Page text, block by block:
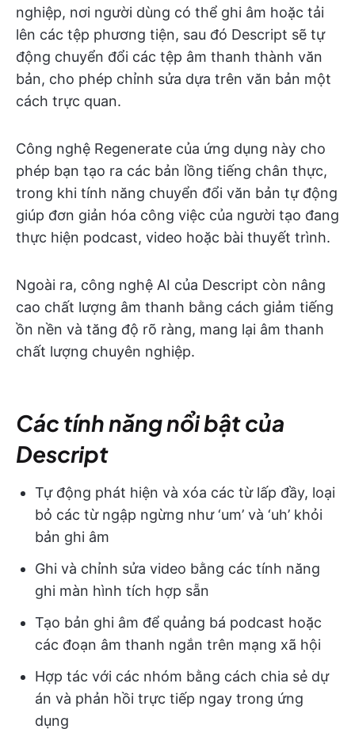
nghiệp, nơi người dùng có thể ghi âm hoặc tải
lên các tệp phương tiện, sau đó Descript sẽ tự
động chuyển đổi các tệp âm thanh thành văn
bản, cho phép chỉnh sửa dựa trên văn bản một
cách trực quan.
Công nghệ Regenerate của ứng dụng này cho
phép bạn tạo ra các bản lồng tiếng chân thực,
trong khi tính năng chuyển đổi văn bản tự động
giúp đơn giản hóa công việc của người tạo đang
thực hiện podcast, video hoặc bài thuyết trình.
Ngoài ra, công nghệ AI của Descript còn nâng
cao chất lượng âm thanh bằng cách giảm tiếng
ồn nền và tăng độ rõ ràng, mang lại âm thanh
chất lượng chuyên nghiệp.
Các tính năng nổi bật của
Descript
Tự động phát hiện và xóa các từ lấp đầy, loại
bỏ các từ ngập ngừng như ‘um’ và ‘uh’ khỏi
bản ghi âm
Ghi và chỉnh sửa video bằng các tính năng
ghi màn hình tích hợp sẵn
Tạo bản ghi âm để quảng bá podcast hoặc
các đoạn âm thanh ngắn trên mạng xã hội
Hợp tác với các nhóm bằng cách chia sẻ dự
án và phản hồi trực tiếp ngay trong ứng
dụng